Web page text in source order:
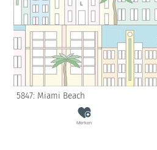
5847: Miami Beach
Merken